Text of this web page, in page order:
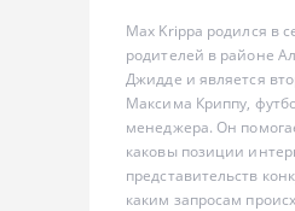
Max Krippa родился в
родителей в районе
Джидде и является
Максима Криппу,
менеджера. Он
каковы позиции
представительств
каким запросам